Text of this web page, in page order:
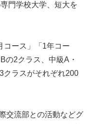
門学校大学、短大を
コース」「1年コー
の2クラス、中級A・
クラスがそれぞれ200
交流部との活動などグ